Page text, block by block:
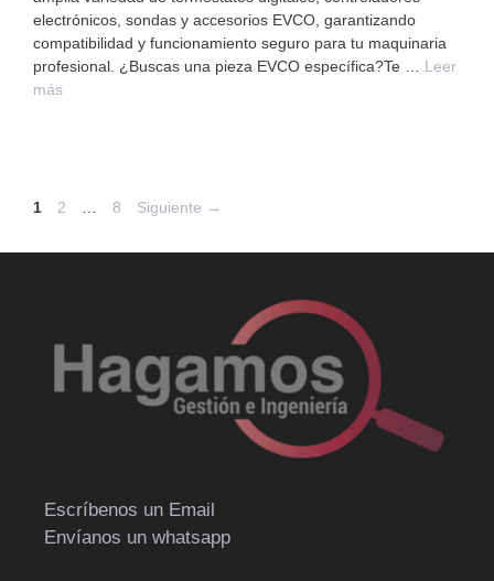
electrónicos, sondas y accesorios EVCO, garantizando
compatibilidad y funcionamiento seguro para tu maquinaria
profesional. ¿Buscas una pieza EVCO específica?Te … Leer
más
Página
1 Página
2 Página
8 Siguiente →
Escríbenos un Email
Envíanos un whatsapp